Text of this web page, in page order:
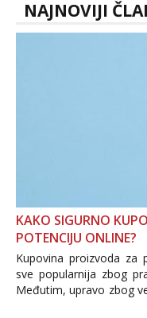
NAJNOVIJI
KAKO SIGURNO
POTENCIJU ONLINE?
Kupovina proizvoda za
sve popularnija zbog
Međutim, upravo zbog
i brojni krivotvoreni